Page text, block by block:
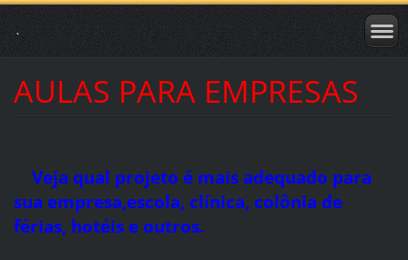
.
AULAS PARA EMPRESAS
Veja qual projeto é mais adequado para
sua empresa,escola, clínica, colônia de
férias, hotéis e outros.